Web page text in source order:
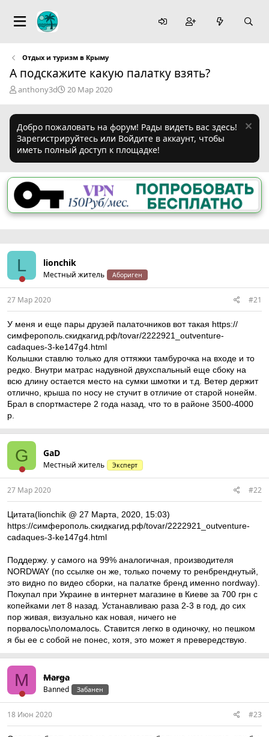
Отдых и туризм в Крыму
А подскажите какую палатку взять?
А
р
т
е
м
ы
anthony3d
Д
н
а
ч
а
л
20 Мар 2020
Добро пожаловать на форум! Рады видеть вас здесь!
Зарегистрируйтесь или Войдите в аккаунт, чтобы
иметь полный доступ к площадке!
L lionchik
Местный житель Абориген
27 Мар 2020 #21
У меня и еще пары друзей палаточников вот такая https://
симферополь.скидкагид.рф/tovar/2222921_outventure-
cadaques-3-ke147g4.html
Колышки ставлю только для оттяжки тамбурочка на входе и то
редко. Внутри матрас надувной двухспальный еще сбоку на
всю длину остается место на сумки шмотки и т.д. Ветер держит
отлично, крыша по носу не стучит в отличие от старой нонейм.
Брал в спортмастере 2 года назад, что то в районе 3500-4000
р.
G GaD
Местный житель Эксперт
27 Мар 2020 #22
Цитата(lionchik @ 27 Марта, 2020, 15:03)
https://симферополь.скидкагид.рф/tovar/2222921_outventure-
cadaques-3-ke147g4.html
Поддержу. у самого на 99% аналогичная, производителя
NORDWAY (по ссылке он же, только почему то ренбренднутый,
это видно по видео сборки, на палатке бренд именно nordway).
Покупал при Украине в интернет магазине в Киеве за 700 грн с
копейками лет 8 назад. Устанавливаю раза 2-3 в год, до сих
пор живая, визуально как новая, ничего не
порвалось\поломалось. Ставится легко в одиночку, но пешком
я бы ее с собой не понес, хотя, это может я превередствую.
M Marga
Banned Забанен
18 Июн 2020 #23